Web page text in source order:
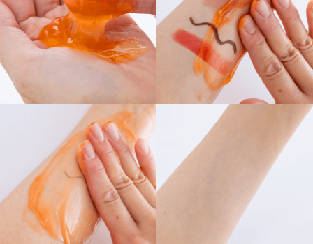
カテゴ
お得なセット・キャンペーン
スキンケア
メイクアップ
サプリメント
お悩
乾燥
毛穴
シミ・くすみ